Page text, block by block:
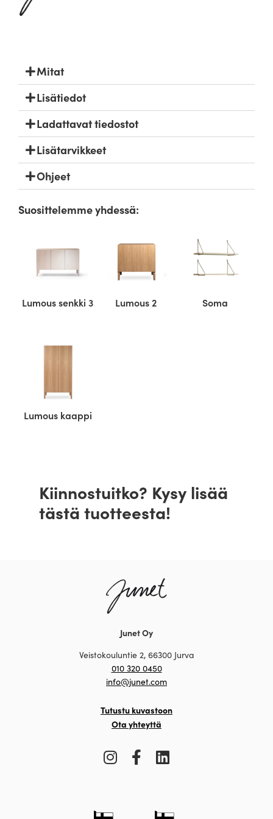
Mitat
Lisätiedot
Ladattavat tiedostot
Lisätarvikkeet
Ohjeet
Suosittelemme yhdessä:
Lumous senkki 3 Lumous 2 Soma
Lumous kaappi
Kiinnostuitko? Kysy lisää
tästä tuotteesta!
Junet Oy
Veistokouluntie 2, 66300 Jurva
010 320 0450
info@junet.com
Tutustu kuvastoon
Ota yhteyttä